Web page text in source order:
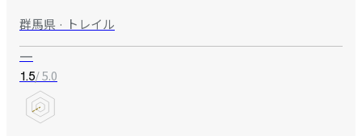
群馬県 · トレイル
—
1.5/ 5.0